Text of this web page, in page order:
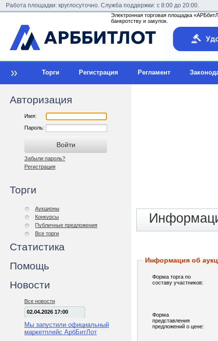
Работа площадки: круглосуточно. Служба поддержки: с 8:00 до 20:00.
Электронная торговая площадка
банкротству и закупок.
Торги Регистрация Регламент
Авторизация
Имя:
Пароль:
Забыли пароль?
Регистрация
Торги
Аукционы
Конкурсы
Публичные предложения
Все торги
Статистика
Помощь
Новости
Все новости
02.04.2026 17:00
Мы запустили официальный
маркетплейс АрбБитЛот
Информация об
Форма торга по
составу участников:
Форма
представления
предложений о цене: